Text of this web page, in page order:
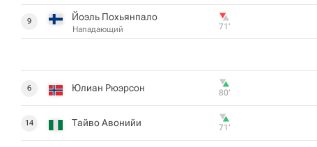
9 Йоэль Похьянпало
Нападающий 71‎’‎
6 Юлиан Рюэрсон 80‎’‎
14 Тайво Авонийи 71‎’‎